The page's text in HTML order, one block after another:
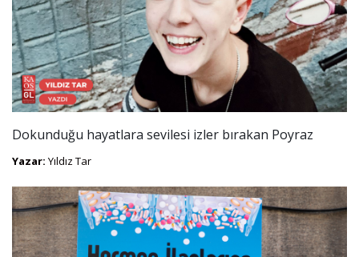
Dokunduğu hayatlara sevilesi izler bırakan Poyraz
Yazar: Yıldız Tar